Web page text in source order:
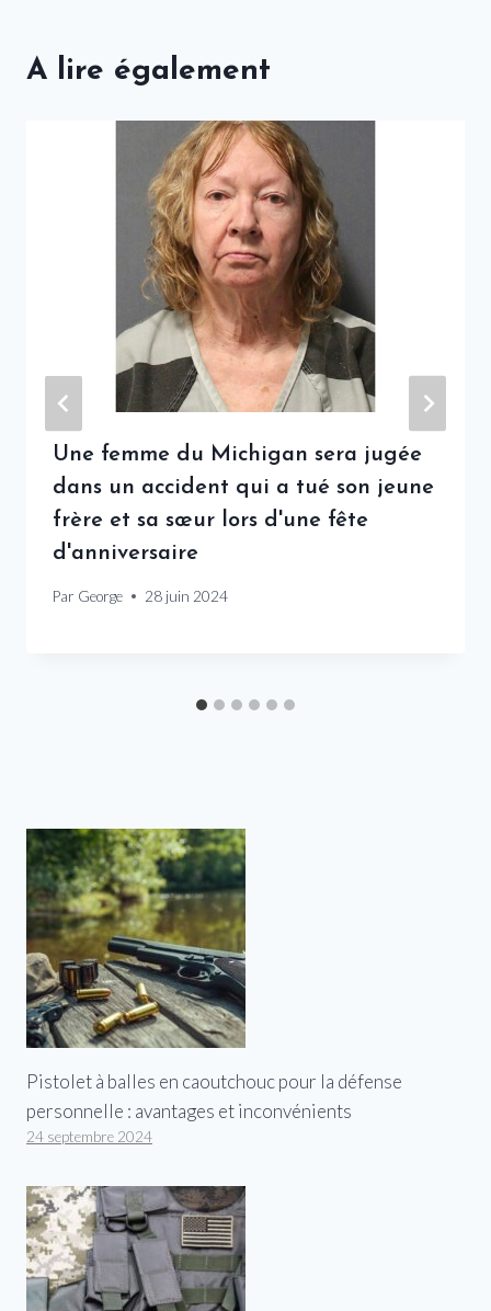
A lire également
Une femme du Michigan sera jugée
dans un accident qui a tué son jeune
frère et sa sœur lors d'une fête
d'anniversaire
Par George 28 juin 2024
Pistolet à balles en caoutchouc pour la défense
personnelle : avantages et inconvénients
24 septembre 2024